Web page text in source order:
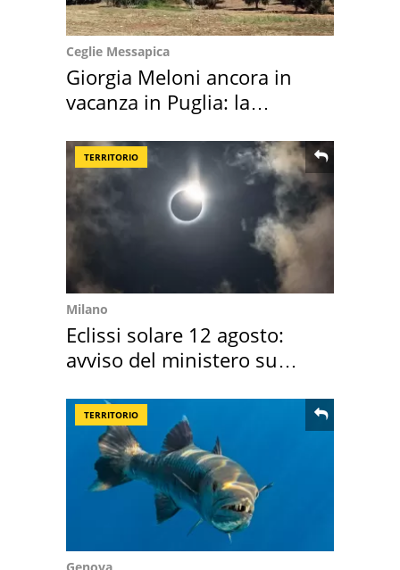
Ceglie Messapica
Giorgia Meloni ancora in
vacanza in Puglia: la
TERRITORIO
Milano
Eclissi solare 12 agosto:
avviso del ministero su
TERRITORIO